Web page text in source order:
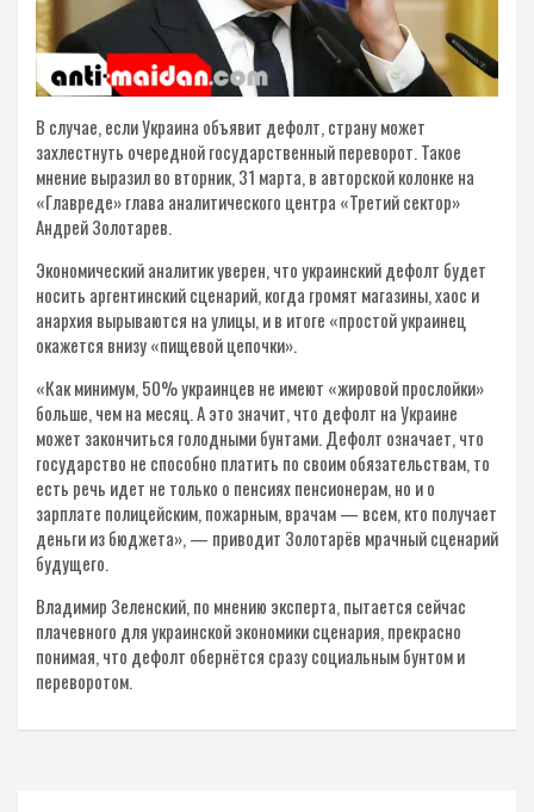
В случае, если Украина объявит дефолт, страну может
захлестнуть очередной государственный переворот. Такое
мнение выразил во вторник, 31 марта, в авторской колонке на
«Главреде» глава аналитического центра «Третий сектор»
Андрей Золотарев.
Экономический аналитик уверен, что украинский дефолт будет
носить аргентинский сценарий, когда громят магазины, хаос и
анархия вырываются на улицы, и в итоге «простой украинец
окажется внизу «пищевой цепочки».
«Как минимум, 50% украинцев не имеют «жировой прослойки»
больше, чем на месяц. А это значит, что дефолт на Украине
может закончиться голодными бунтами. Дефолт означает, что
государство не способно платить по своим обязательствам, то
есть речь идет не только о пенсиях пенсионерам, но и о
зарплате полицейским, пожарным, врачам — всем, кто получает
деньги из бюджета», — приводит Золотарёв мрачный сценарий
будущего.
Владимир Зеленский, по мнению эксперта, пытается сейчас
плачевного для украинской экономики сценария, прекрасно
понимая, что дефолт обернётся сразу социальным бунтом и
переворотом.